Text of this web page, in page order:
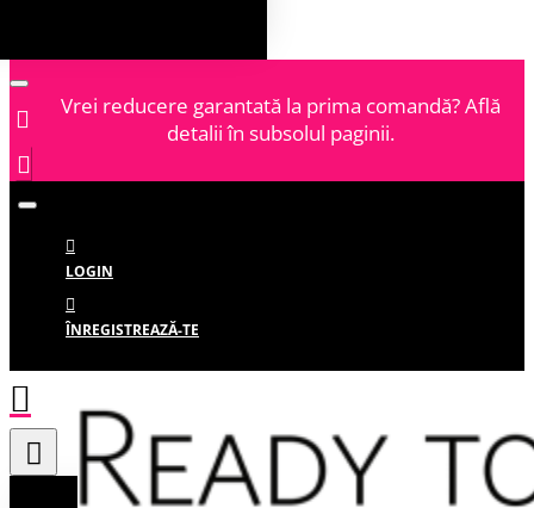
Vrei reducere garantată la prima comandă? Află
detalii în subsolul paginii.
LOGIN
ÎNREGISTREAZĂ-TE
Căută după nume produs, brand...